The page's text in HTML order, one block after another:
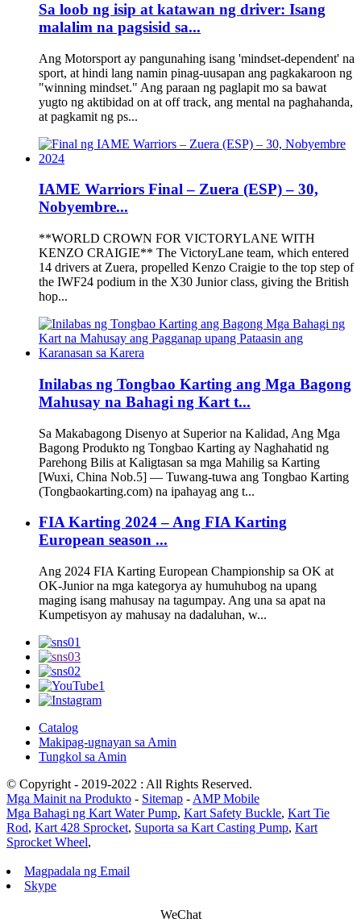
Sa loob ng isip at katawan ng driver: Isang
malalim na pagsisid sa...
Ang Motorsport ay pangunahing isang 'mindset-dependent' na
sport, at hindi lang namin pinag-uusapan ang pagkakaroon ng
"winning mindset." Ang paraan ng paglapit mo sa bawat
yugto ng aktibidad on at off track, ang mental na paghahanda,
at pagkamit ng ps...
IAME Warriors Final – Zuera (ESP) – 30,
Nobyembre...
**WORLD CROWN FOR VICTORYLANE WITH
KENZO CRAIGIE** The VictoryLane team, which entered
14 drivers at Zuera, propelled Kenzo Craigie to the top step of
the IWF24 podium in the X30 Junior class, giving the British
hop...
Inilabas ng Tongbao Karting ang Mga Bagong
Mahusay na Bahagi ng Kart t...
Sa Makabagong Disenyo at Superior na Kalidad, Ang Mga
Bagong Produkto ng Tongbao Karting ay Naghahatid ng
Parehong Bilis at Kaligtasan sa mga Mahilig sa Karting
[Wuxi, China Nob.5] — Tuwang-tuwa ang Tongbao Karting
(Tongbaokarting.com) na ipahayag ang t...
FIA Karting 2024 – Ang FIA Karting
European season ...
Ang 2024 FIA Karting European Championship sa OK at
OK-Junior na mga kategorya ay humuhubog na upang
maging isang mahusay na tagumpay. Ang una sa apat na
Kumpetisyon ay mahusay na dadaluhan, w...
Catalog
Makipag-ugnayan sa Amin
Tungkol sa Amin
© Copyright - 2019-2022 : All Rights Reserved.
Mga Mainit na Produkto - Sitemap - AMP Mobile
Mga Bahagi ng Kart Water Pump, Kart Safety Buckle, Kart Tie
Rod, Kart 428 Sprocket, Suporta sa Kart Casting Pump, Kart
Sprocket Wheel,
Magpadala ng Email
Skype
WeChat